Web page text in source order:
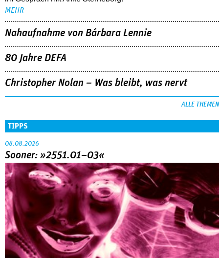
MEHR
Nahaufnahme von Bárbara Lennie
80 Jahre DEFA
Christopher Nolan – Was bleibt, was nervt
ALLE THEMEN
TIPPS
08.08.2026
Sooner: »2551.01–03«